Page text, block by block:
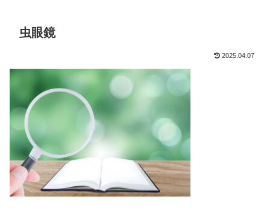
虫眼鏡
2025.04.07